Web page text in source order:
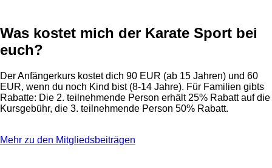
Was kostet mich der Karate Sport bei
euch?
Der Anfängerkurs kostet dich 90 EUR (ab 15 Jahren) und 60
EUR, wenn du noch Kind bist (8-14 Jahre). Für Familien gibts
Rabatte: Die 2. teilnehmende Person erhält 25% Rabatt auf die
Kursgebühr, die 3. teilnehmende Person 50% Rabatt.
Mehr zu den Mitgliedsbeiträgen